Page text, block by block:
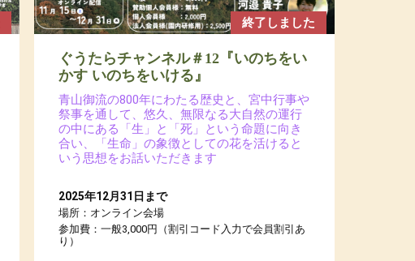
終了しました
ぐうたらチャンネル＃12『いのちをい
かす いのちをいける』
青山御流の800年にわたる歴史と、宮中行事や
祭事を通して、悠久、無限なる大自然の運行
の中にある「生」と「死」という命題に向き
合い、「生命」の象徴としての花を活けると
いう思想をお話いただきます
2025年12月31日まで
場所：オンライン会場
参加費：一般3,000円（割引コード入力で会員割引あ
り）